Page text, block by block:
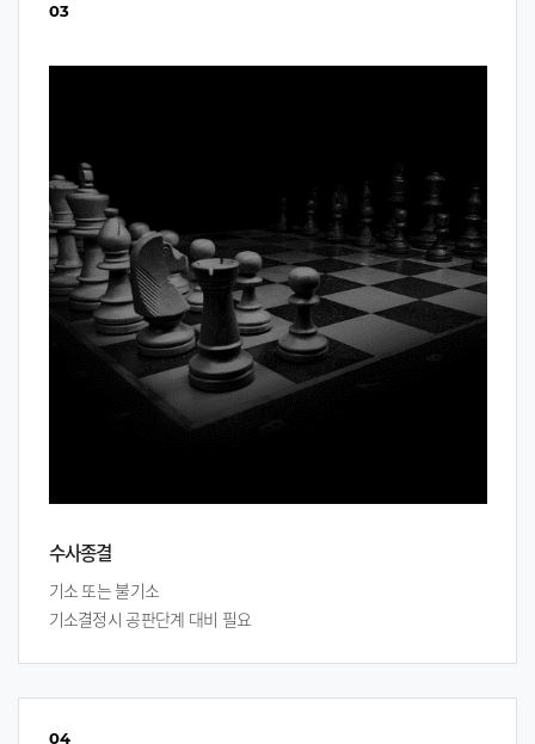
03
수사종결
기소 또는 불기소
기소결정시 공판단계 대비 필요
04